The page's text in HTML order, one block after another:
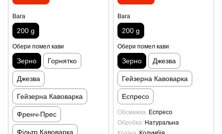
Вага
200 g
Обери помел кави
Зерно Горнятко
Джезва
Гейзерна Кавоварка
Френч-Прес
Фільтр Кавоварка
Вага
200 g
Обери помел кави
Зерно Джезва
Гейзерна Кавоварка
Еспресо
Обсмажка Еспресо
Обробка Натуральна